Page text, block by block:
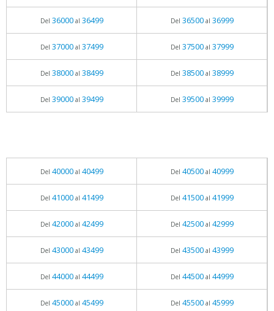
Del 36000al 36499 Del 36500al 36999
Del 37000al 37499 Del 37500al 37999
Del 38000al 38499 Del 38500al 38999
Del 39000al 39499 Del 39500al 39999
Del 40000al 40499 Del 40500al 40999
Del 41000al 41499 Del 41500al 41999
Del 42000al 42499 Del 42500al 42999
Del 43000al 43499 Del 43500al 43999
Del 44000al 44499 Del 44500al 44999
Del 45000al 45499 Del 45500al 45999